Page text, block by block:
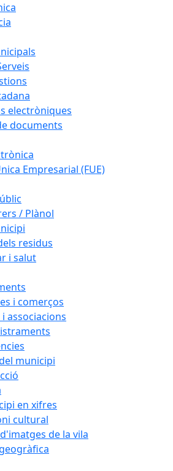
electròniques
documents
Empresarial (FUE)
/ Plànol
residus
i salut
i comerços
associacions
municipi
en xifres
cultural
de la vila